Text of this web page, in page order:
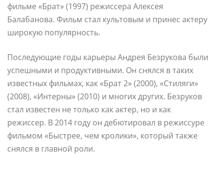
фильме «Брат» (1997) режиссера Алексея
Балабанова. Фильм стал культовым и принес актеру
широкую популярность.
Последующие годы карьеры Андрея Безрукова были
успешными и продуктивными. Он снялся в таких
известных фильмах, как «Брат 2» (2000), «Стиляги»
(2008), «Интерны» (2010) и многих других. Безруков
стал известен не только как актер, но и как
режиссер. В 2014 году он дебютировал в режиссуре
фильмом «Быстрее, чем кролики», который также
снялся в главной роли.